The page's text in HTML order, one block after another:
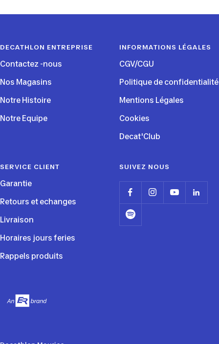
DECATHLON ENTREPRISE
Contactez -nous
Nos Magasins
Notre Histoire
Notre Equipe
INFORMATIONS LÉGALES
CGV/CGU
Politique de confidentialité
Mentions Légales
Cookies
Decat'Club
SERVICE CLIENT
Garantie
Retours et echanges
Livraison
Horaires jours feries
Rappels produits
SUIVEZ NOUS